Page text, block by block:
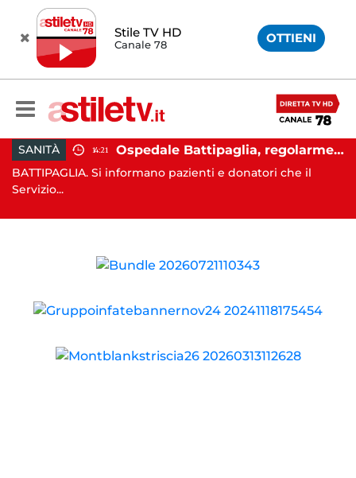
Stile TV HD
Canale 78 OTTIENI
SANITÀ 14:21 Ospedale Battipaglia, regolarmente in funzione il Servizio Trasfusionale
BATTIPAGLIA. Si informano pazienti e donatori che il
Servizio...